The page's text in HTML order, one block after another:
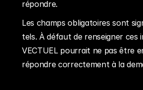
répondre.
Les champs obligatoires sont
tels. À défaut de renseigner ces
VECTUEL pourrait ne pas être
répondre correctement à la